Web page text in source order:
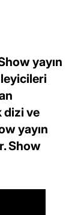
yayın
dizi ve
yayın
Show